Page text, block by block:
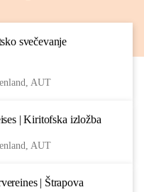
svečevanje
AUT
| Kiritofska izložba
AUT
| Štrapova